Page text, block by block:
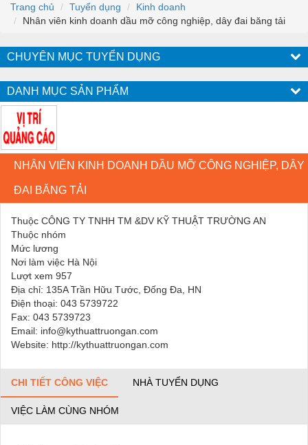
Trang chủ Tuyển dụng
Kinh doanh
Nhân viên kinh doanh dầu mỡ công nghiệp, dây đai băng tải
CHUYÊN MỤC TUYỂN DỤNG
DANH MỤC SẢN PHẨM
NHÂN VIÊN KINH DOANH DẦU MỠ CÔNG NGHIỆP, DÂY
ĐAI BĂNG TẢI
Thuộc CÔNG TY TNHH TM &DV KỸ THUẬT TRƯỜNG AN
Thuộc nhóm
Mức lương
Nơi làm việc Hà Nội
Lượt xem 957
Địa chỉ: 135A Trần Hữu Tước, Đống Đa, HN
Điện thoại: 043 5739722
Fax: 043 5739723
Email: info@kythuattruongan.com
Website: http://kythuattruongan.com
CHI TIẾT CÔNG VIỆC NHÀ TUYỂN DỤNG
VIỆC LÀM CÙNG NHÓM